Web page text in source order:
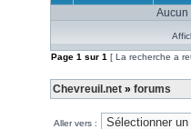
Aucun
Page 1 sur 1 [ La recherche a
Chevreuil.net » forums
Aller vers :